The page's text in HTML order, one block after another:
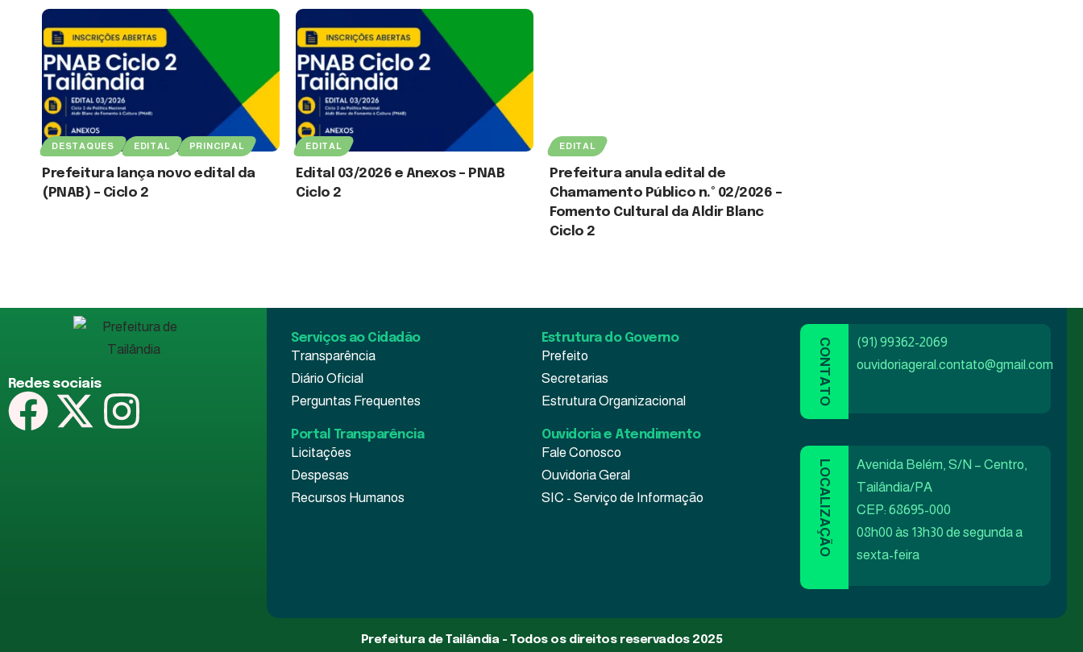
DESTAQUES EDITAL PRINCIPAL
Prefeitura lança novo edital da
(PNAB) – Ciclo 2
EDITAL
Edital 03/2026 e Anexos – PNAB
Ciclo 2
EDITAL
Prefeitura anula edital de
Chamamento Público n.º 02/2026 –
Fomento Cultural da Aldir Blanc
Ciclo 2
Redes sociais
Serviços ao Cidadão
Transparência
Diário Oficial
Perguntas Frequentes
Estrutura do Governo
Prefeito
Secretarias
Estrutura Organizacional
Portal Transparência
Licitações
Despesas
Recursos Humanos
Ouvidoria e Atendimento
Fale Conosco
Ouvidoria Geral
SIC - Serviço de Informação
(91) 99362-2069
ouvidoriageral.contato@gmail.com
Avenida Belém, S/N – Centro,
Tailândia/PA
CEP: 68695-000
08h00 às 13h30 de segunda a
sexta-feira
Prefeitura de Tailândia - Todos os direitos reservados 2025